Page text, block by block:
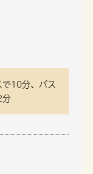
10分、バス